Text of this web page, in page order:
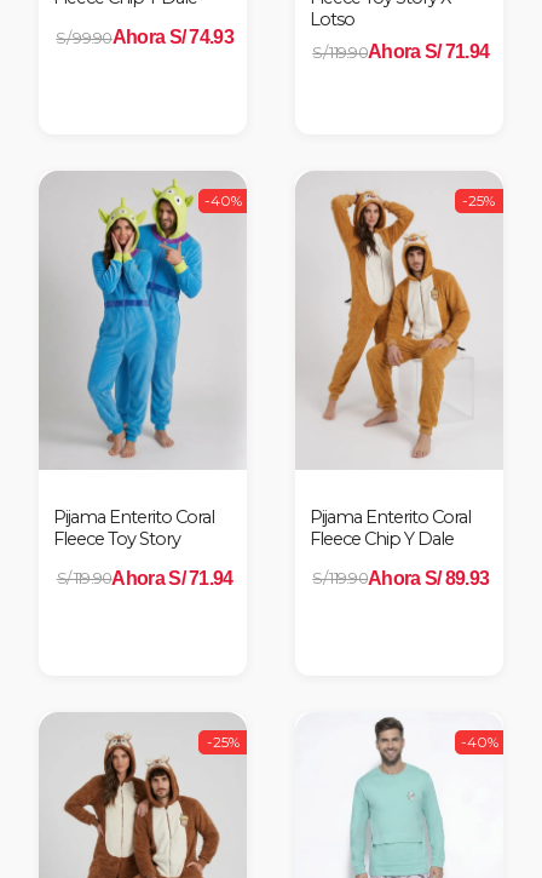
S/ 99.90Ahora S/ 74.93
Lotso
S/ 119.90Ahora S/ 71.94
-40%
Pijama Enterito Coral
Fleece Toy Story
S/ 119.90Ahora S/ 71.94
-25%
Pijama Enterito Coral
Fleece Chip Y Dale
S/ 119.90Ahora S/ 89.93
-25% -40%